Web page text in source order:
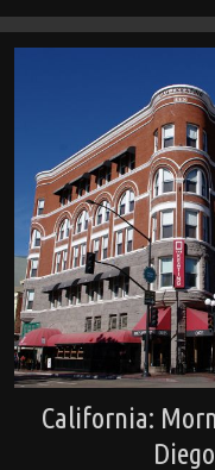
California:
Diego